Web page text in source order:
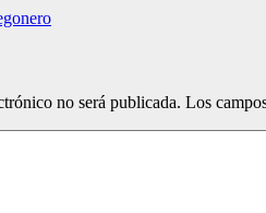
no será publicada. Los